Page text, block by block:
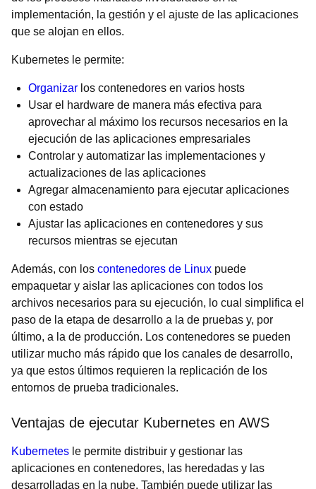
implementación, la gestión y el ajuste de las aplicaciones
que se alojan en ellos.
Kubernetes le permite:
Organizar los contenedores en varios hosts
Usar el hardware de manera más efectiva para
aprovechar al máximo los recursos necesarios en la
ejecución de las aplicaciones empresariales
Controlar y automatizar las implementaciones y
actualizaciones de las aplicaciones
Agregar almacenamiento para ejecutar aplicaciones
con estado
Ajustar las aplicaciones en contenedores y sus
recursos mientras se ejecutan
Además, con los contenedores de Linux puede
empaquetar y aislar las aplicaciones con todos los
archivos necesarios para su ejecución, lo cual simplifica el
paso de la etapa de desarrollo a la de pruebas y, por
último, a la de producción. Los contenedores se pueden
utilizar mucho más rápido que los canales de desarrollo,
ya que estos últimos requieren la replicación de los
entornos de prueba tradicionales.
Ventajas de ejecutar Kubernetes en AWS
Kubernetes le permite distribuir y gestionar las
aplicaciones en contenedores, las heredadas y las
desarrolladas en la nube. También puede utilizar las